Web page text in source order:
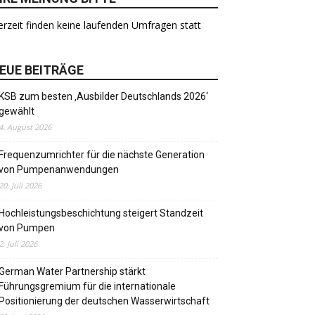
finden keine laufenden Umfragen statt
BEITRÄGE
KSB zum besten ‚Ausbilder Deutschlands 2026‘
4. August 2026
Frequenzumrichter für die nächste Generation
Pumpenanwendungen
20. Juli 2026
Hochleistungsbeschichtung steigert Standzeit
Pumpen
2. Juli 2026
Water Partnership stärkt
Führungsgremium für die internationale
Positionierung der deutschen Wasserwirtschaft